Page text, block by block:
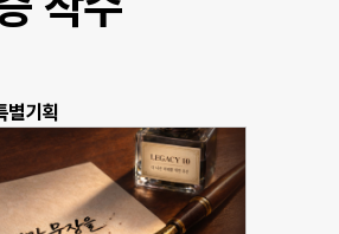
별기획